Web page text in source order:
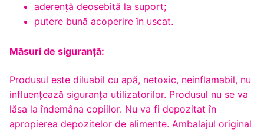
aderență deosebită la suport;
putere bună acoperire în uscat.
Măsuri de siguranță:
Produsul este diluabil cu apă, netoxic, neinflamabil, nu
influenţează siguranţa utilizatorilor. Produsul nu se va
lăsa la îndemâna copiilor. Nu va fi depozitat în
apropierea depozitelor de alimente. Ambalajul original